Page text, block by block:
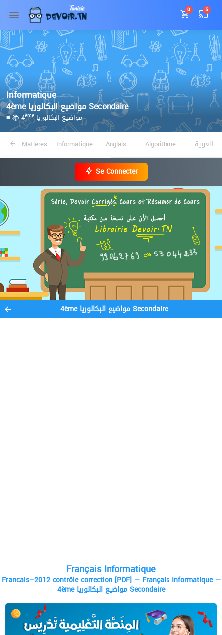
0 5
Informatique
4ème مواضيع البكالوريا Secondaire
≡ 📚 4ème مواضيع البكالوريا
Matières Informatique : Anglais Algorithme العربية
Se Connecter
4ème مواضيع البكالوريا Secondaire
Français Informatique
Francais–2012 contrôle correction [PDF] — Français Informatique —
4ème مواضيع البكالوريا Secondaire